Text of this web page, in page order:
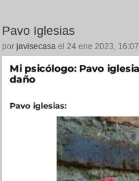
Pavo Iglesias
por javisecasa el 24 ene 2023, 16:07